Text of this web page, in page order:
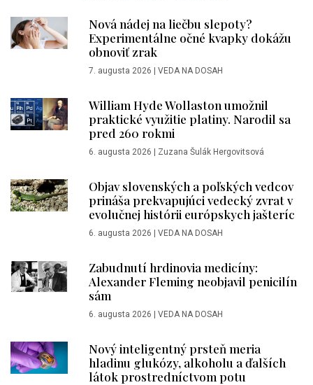
Nová nádej na liečbu slepoty?
Experimentálne očné kvapky dokážu
obnoviť zrak
7. augusta 2026 | VEDA NA DOSAH
William Hyde Wollaston umožnil
praktické využitie platiny. Narodil sa
pred 260 rokmi
6. augusta 2026 | Zuzana Šulák Hergovitsová
Objav slovenských a poľských vedcov
prináša prekvapujúci vedecký zvrat v
evolučnej histórii európskych jašteríc
6. augusta 2026 | VEDA NA DOSAH
Zabudnutí hrdinovia medicíny:
Alexander Fleming neobjavil penicilín
sám
6. augusta 2026 | VEDA NA DOSAH
Nový inteligentný prsteň meria
hladinu glukózy, alkoholu a ďalších
látok prostredníctvom potu